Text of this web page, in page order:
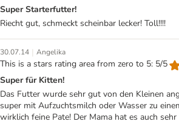
Super Starterfutter!
Riecht gut, schmeckt scheinbar lecker! Toll!!!!
30.07.14 | Angelika
This is a stars rating area from zero to 5: 5/5
Super für Kitten!
Das Futter wurde sehr gut von den Kleinen
super mit Aufzuchtsmilch oder Wasser zu
wirklich feine Pate! Der Mama hat es auch